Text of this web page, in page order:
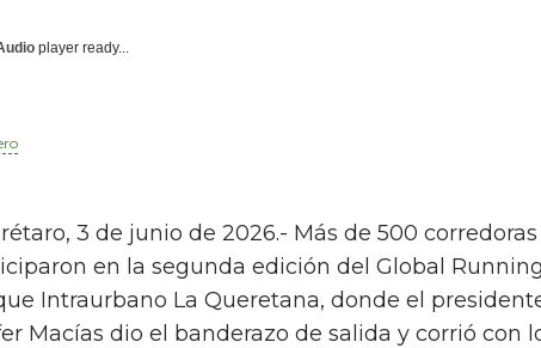
player ready...
3 de junio de 2026.- Más de 500
en la segunda edición del Global
Intraurbano La Queretana, donde el
Macías dio el banderazo de salida y corrió con